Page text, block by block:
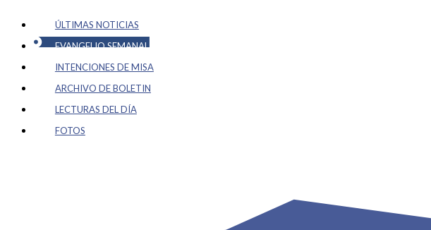
ÚLTIMAS NOTICIAS
EVANGELIO SEMANAL
INTENCIONES DE MISA
ARCHIVO DE BOLETIN
LECTURAS DEL DÍA
FOTOS